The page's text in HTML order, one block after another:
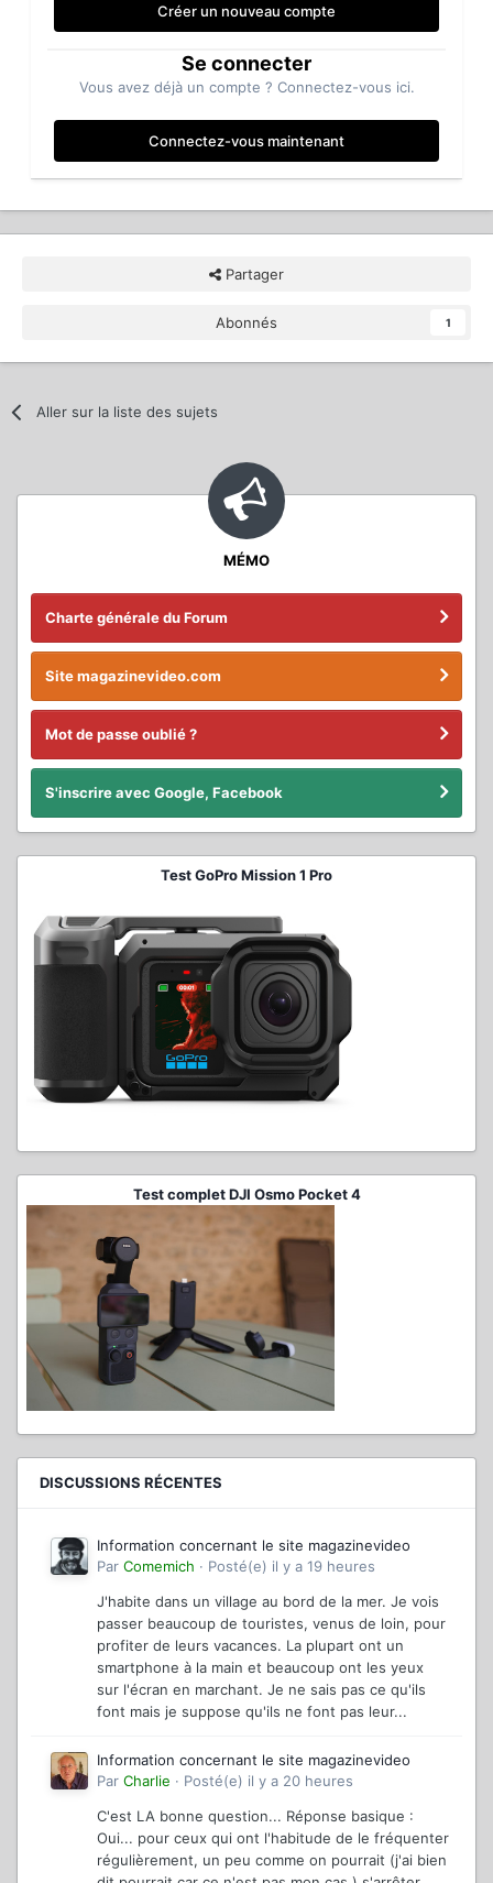
Créer un nouveau compte
Se connecter
Vous avez déjà un compte ? Connectez-vous ici.
Connectez-vous maintenant
Partager
Abonnés 1
Aller sur la liste des sujets
MÉMO
Charte générale du Forum
Site magazinevideo.com
Mot de passe oublié ?
S'inscrire avec Google, Facebook
Test GoPro Mission 1 Pro
Test complet DJI Osmo Pocket 4
DISCUSSIONS RÉCENTES
Information concernant le site magazinevideo
Par Comemich · Posté(e) il y a 19 heures
J'habite dans un village au bord de la mer. Je vois
passer beaucoup de touristes, venus de loin, pour
profiter de leurs vacances. La plupart ont un
smartphone à la main et beaucoup ont les yeux
sur l'écran en marchant. Je ne sais pas ce qu'ils
font mais je suppose qu'ils ne font pas leur...
Information concernant le site magazinevideo
Par Charlie · Posté(e) il y a 20 heures
C'est LA bonne question... Réponse basique :
Oui... pour ceux qui ont l'habitude de le fréquenter
régulièrement, un peu comme on pourrait (j'ai bien